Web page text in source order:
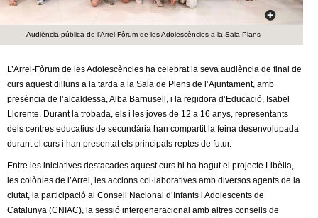
e
G
a
n
o
Audiència pública de l'Arrel-Fòrum de les Adolescències a la Sala Plans
L’Arrel-Fòrum de les Adolescències ha celebrat la seva audiència de final de
curs aquest dilluns a la tarda a la Sala de Plens de l’Ajuntament, amb
presència de l’alcaldessa, Alba Barnusell, i la regidora d’Educació, Isabel
Llorente. Durant la trobada, els i les joves de 12 a 16 anys, representants
dels centres educatius de secundària han compartit la feina desenvolupada
durant el curs i han presentat els principals reptes de futur.
Entre les iniciatives destacades aquest curs hi ha hagut el projecte Libèlia,
les colònies de l’Arrel, les accions col·laboratives amb diversos agents de la
ciutat, la participació al Consell Nacional d’Infants i Adolescents de
Catalunya (CNIAC), la sessió intergeneracional amb altres consells de